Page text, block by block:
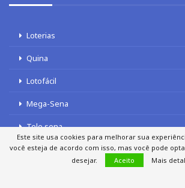
Loterias
Quina
Lotofácil
Mega-Sena
Tele sena
Este site usa cookies para melhorar sua
você esteja de acordo com isso, mas você pode
desejar.
Aceito Mais